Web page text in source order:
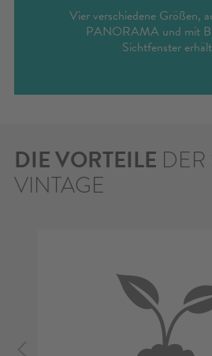
Vier verschiedene Größen,
PANORAMA und mit
Sichtfenster
DIE VORTEILE DER
VINTAGE